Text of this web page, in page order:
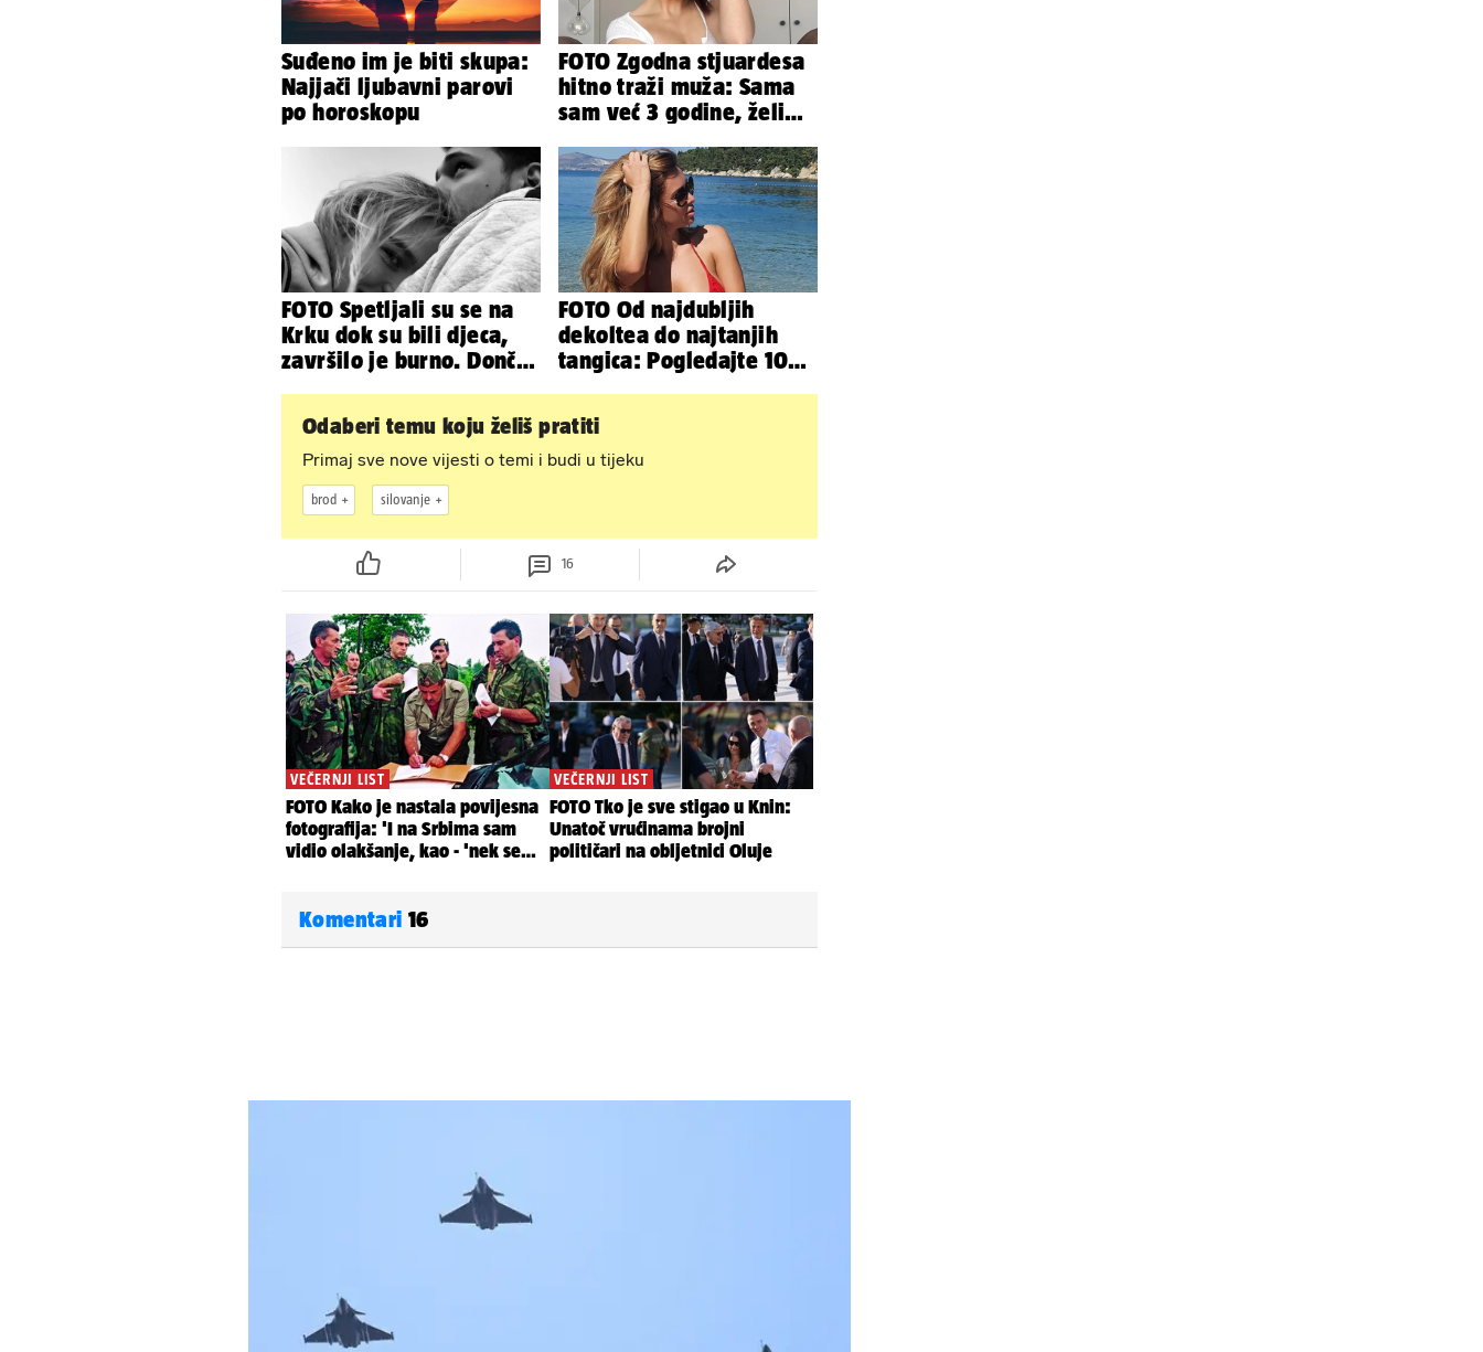
Suđeno im je biti skupa:
Najjači ljubavni parovi
po horoskopu
FOTO Zgodna stjuardesa
hitno traži muža: Sama
sam već 3 godine, želim
FOTO Spetljali su se na
Krku dok su bili djeca,
završilo je burno. Dončić
FOTO Od najdubljih
dekoltea do najtanjih
tangica: Pogledajte 100
Odaberi temu koju želiš pratiti
Primaj sve nove vijesti o temi i budi u tijeku
brod silovanje
16
Komentari 16